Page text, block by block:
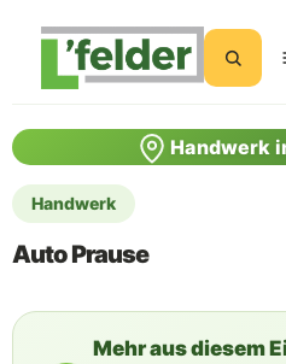
Handwerk
Handwerk
Auto Prause
Mehr aus diesem